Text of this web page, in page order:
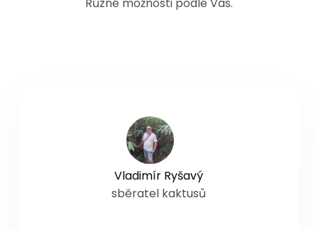
Vladimír Ryšavý
sběratel kaktusů